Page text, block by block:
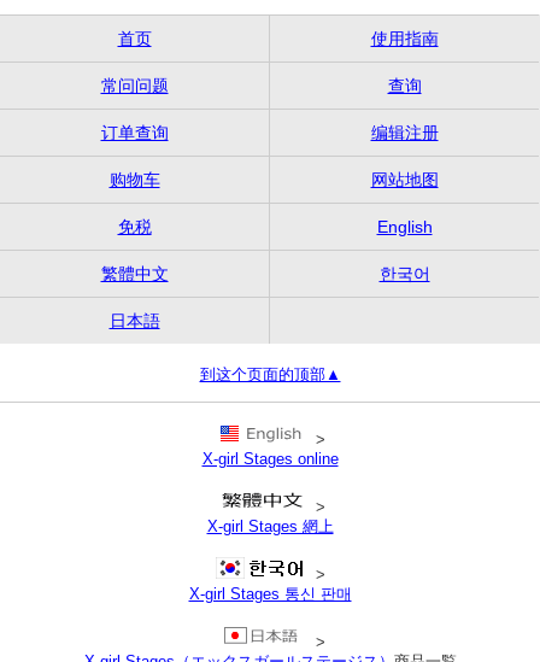
首页 使用指南
常问问题 查询
订单查询 编辑注册
购物车 网站地图
免税 English
繁體中文 한국어
日本語
到这个页面的顶部▲
>
X-girl Stages online
>
X-girl Stages 網上
>
X-girl Stages 통신 판매
>